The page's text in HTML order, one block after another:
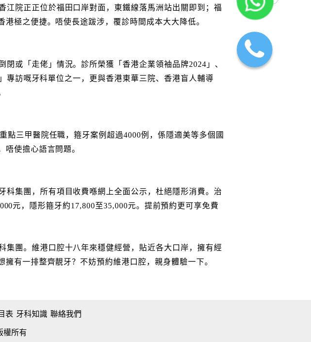
院正正位於福田口岸對面，東鐵線落馬洲站出關即到；福
極之便捷。唔使長途跋涉，覆診時間成本大大降低。
或「走佬」情況。診所榮獲「香港企業領袖品牌2024」、
專訪嘅牙科單位之一，更與香港東華三院、香港盲人輔導
點三甲醫院任職，箍牙案例超過4000例，係隱適美等多個國
使擔心語言問題。
集團，所有項目收費喺網上全面公示，杜絕隱形消費。治
元，隱形箍牙約17,800至35,000元。提前預約更可享免費
團。維港口腔十八年來穩健經營，貼近各大口岸，擁有經
有一排整齊靚牙？不妨預約維港口腔，親身體驗一下。
表 牙科知識 聯絡我們
權所有